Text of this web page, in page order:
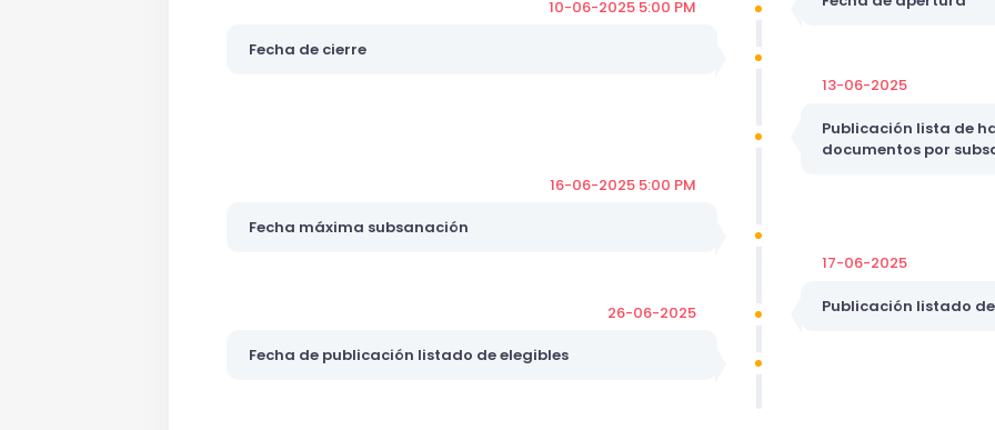
10-06-2025 5:00 PM
Fecha de cierre
13-06-2025
Publicación lista de
documentos por
16-06-2025 5:00 PM
Fecha máxima subsanación
17-06-2025
Publicación listado
26-06-2025
Fecha de publicación listado de elegibles